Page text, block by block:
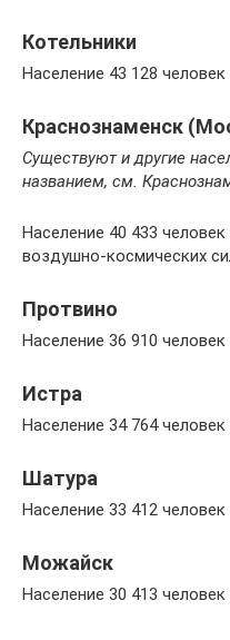
Котельники
Население 43 128 человек
Краснознаменск
Существуют и другие
названием, см.
Население 40 433
воздушно-космических
Протвино
Население 36 910 человек
Истра
Население 34 764 человек
Шатура
Население 33 412 человек
Можайск
Население 30 413 человек